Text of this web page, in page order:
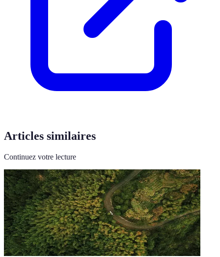
Articles similaires
Continuez votre lecture